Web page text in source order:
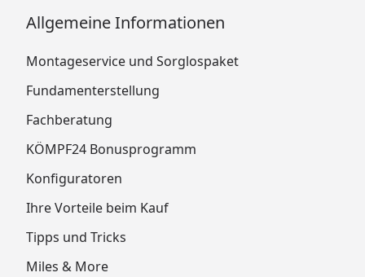
Allgemeine Informationen
Montageservice und Sorglospaket
Fundamenterstellung
Fachberatung
KÖMPF24 Bonusprogramm
Konfiguratoren
Ihre Vorteile beim Kauf
Tipps und Tricks
Miles & More